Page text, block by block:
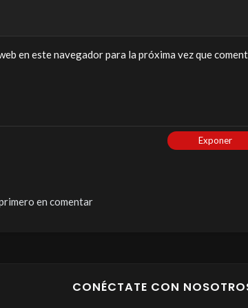
en este navegador para la próxima vez que
Exponer
en comentar
CONÉCTATE CON